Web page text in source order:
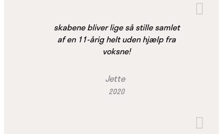
skabene bliver lige så stille samlet
af en 11-årig helt uden hjælp fra
voksne!
Jette
2020